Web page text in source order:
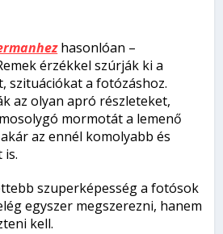
hasonlóan –
érzékkel szúrják ki a
szituációkat a fotózáshoz.
az olyan apró részleteket,
mormotát a lemenő
az ennél komolyabb és
is.
szuperképesség a fotósok
egyszer megszerezni, hanem
kell.